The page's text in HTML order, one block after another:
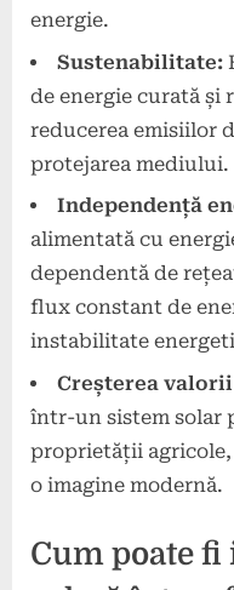
energie.
Sustenabilitate:
de energie curată și
reducerea emisiilor
protejarea mediului.
Independență
alimentată cu
dependentă de
flux constant de
instabilitate
Creșterea
într-un sistem solar
proprietății
o imagine modernă.
Cum poate fi